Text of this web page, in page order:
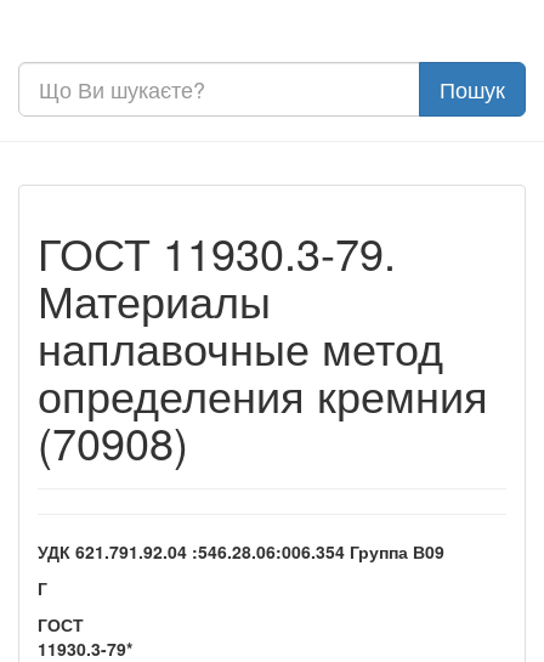
ГОСТ 11930.3-79.
Материалы
наплавочные метод
определения кремния
(70908)
УДК 621.791.92.04 :546.28.06:006.354 Группа В09
Г
ГОСТ
11930.3-79*